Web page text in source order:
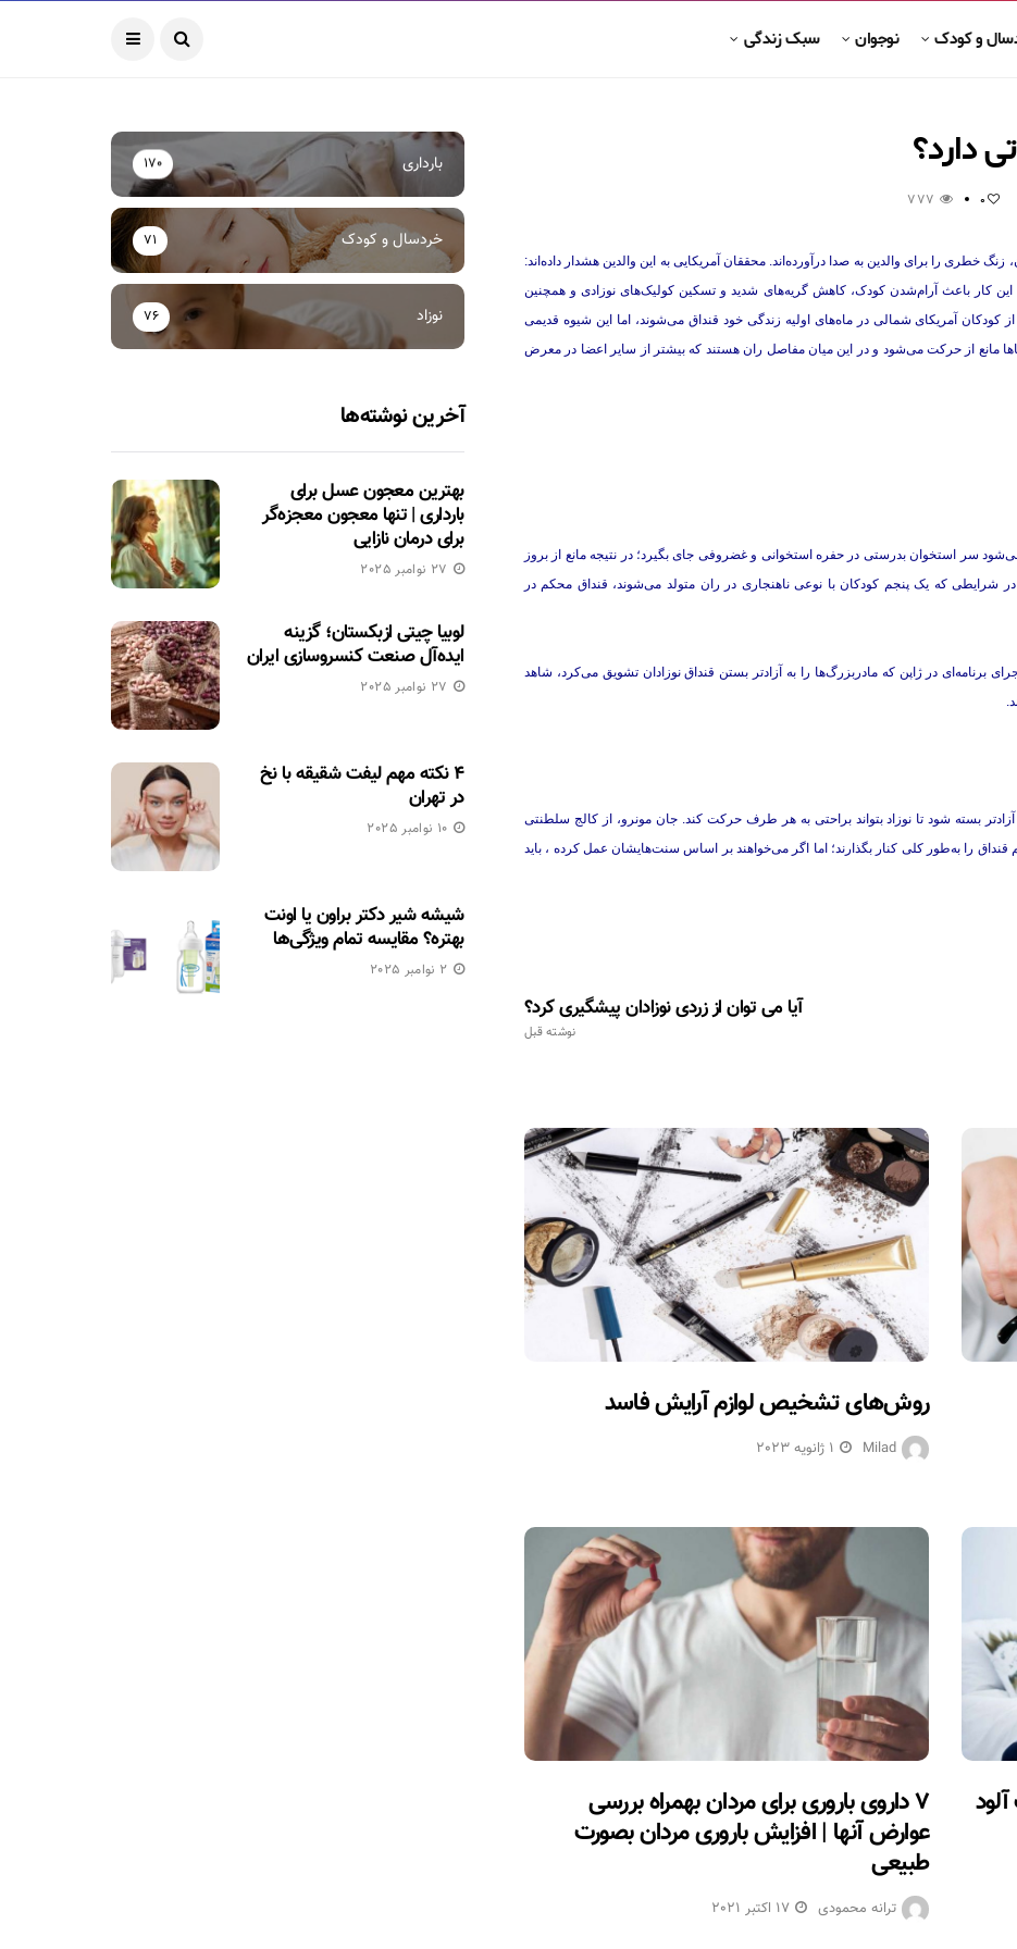
و کودک نوجوان سبک زندگی
دارد؟
0
777
خطری را برای والدین به صدا درآورده‌اند. محققان آمریکایی به این والدین هشدار داده‌اند:
این کار باعث آرام‌شدن کودک، کاهش گریه‌های شدید و تسکین کولیک‌های نوزادی و همچنین
نوزاد می‌شود. در حال حاضر، حدود ۹۰ درصد از کودکان آمریکای شمالی در ماه‌های اولیه زندگی خود قنداق می‌شوند، اما این شیوه قدیمی
مانع از حرکت می‌شود و در این میان مفاصل ران هستند که بیشتر از سایر اعضا در معرض
سر استخوان بدرستی در حفره استخوانی و غضروفی جای بگیرد؛ در نتیجه مانع از بروز
شرایطی که یک پنجم کودکان با نوعی ناهنجاری در ران متولد می‌شوند، قنداق محکم در
برنامه‌ای در ژاپن که مادربزرگ‌ها را به آزادتر بستن قنداق نوزادان تشویق می‌کرد، شاهد
بسته شود تا نوزاد بتواند براحتی به هر طرف حرکت کند. جان مونرو، از کالج سلطنتی
​قنداق را به‌طور کلی کنار بگذارند؛ اما اگر می‌خواهند بر اساس سنت‌هایشان عمل کرده ، باید
آیا می توان از زردی نوزادان پیشگیری کرد؟
نوشته قبل
روش‌های تشخیص لوازم آرایش فاسد
Milad 1 ژانویه 2023
۷ داروی باروری برای مردان بهمراه بررسی
عوارض آنها | افزایش باروری مردان بصورت
طبیعی
ترانه محمودی 17 اکتبر 2021
بارداری 170
خردسال و کودک 71
نوزاد 76
آخرین نوشته‌ها
بهترین معجون عسل برای
بارداری | تنها معجون معجزه‌گر
برای درمان نازایی
27 نوامبر 2025
لوبیا چیتی ازبکستان؛ گزینه
ایده‌آل صنعت کنسروسازی ایران
27 نوامبر 2025
۴ نکته مهم لیفت شقیقه با نخ
در تهران
10 نوامبر 2025
شیشه شیر دکتر براون یا اونت
بهتره؟ مقایسه تمام ویژگی‌ها
2 نوامبر 2025